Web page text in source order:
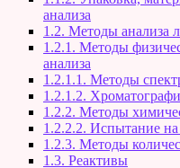
анализа
1.2. Методы анализа
1.2.1. Методы
анализа
1.2.1.1. Методы
1.2.1.2.
1.2.2. Методы
1.2.2.2. Испытание
1.2.3. Методы
1.3. Реактивы